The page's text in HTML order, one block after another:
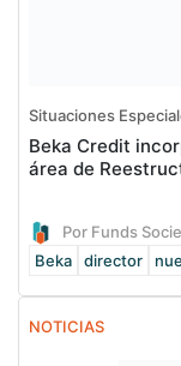
Situaciones
Beka Credit
área de
Por Funds
Beka
director
NOTICIAS